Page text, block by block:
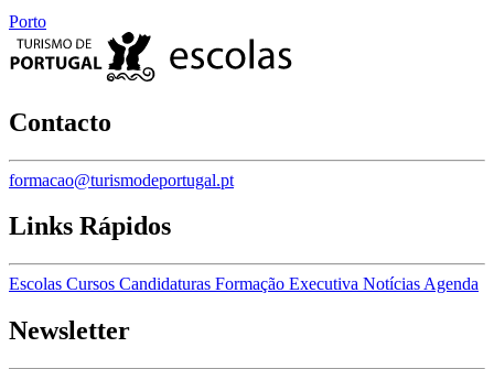
Porto
Contacto
formacao@turismodeportugal.pt
Links Rápidos
Escolas Cursos Candidaturas Formação Executiva Notícias Agenda
Newsletter